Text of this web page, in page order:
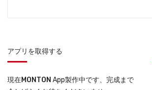
アプリを取得する
現在MONTON App製作中です、完成まで